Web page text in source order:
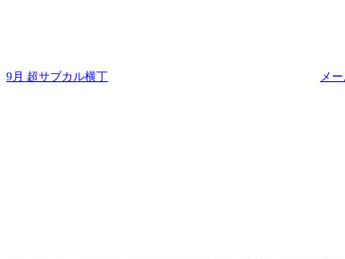
9月 超サブカル横丁 メ